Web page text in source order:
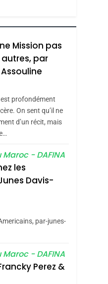
ET
:
JE
MA
Par Thérèse
– Jacques
Les Amandes
Le Miel
Azilal
Produits
–
La
Chanson De
Mission pas
par
profondément
On sent qu’il ne
d’un récit, mais
- DAFINA
les
Davis-
par-junes-
- DAFINA
Perez &